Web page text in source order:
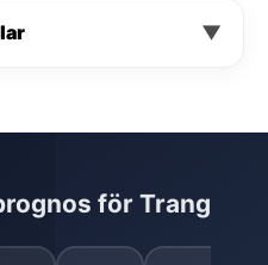
▼
för Trang